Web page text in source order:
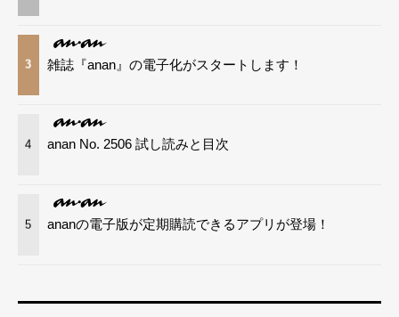
3 雑誌『anan』の電子化がスタートします！
4 anan No. 2506 試し読みと目次
5 ananの電子版が定期購読できるアプリが登場！